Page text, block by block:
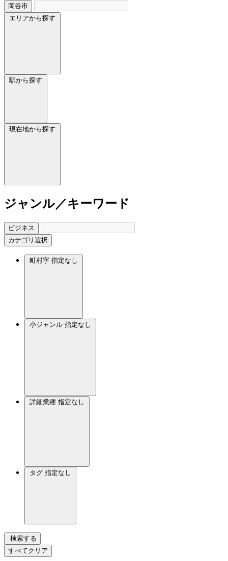
岡谷市
エリアから探す
駅から探す
現在地から探す
ジャンル／キーワード
ビジネス
カテゴリ選択
町村字 指定なし
小ジャンル 指定なし
詳細業種 指定なし
タグ 指定なし
検索する
すべてクリア